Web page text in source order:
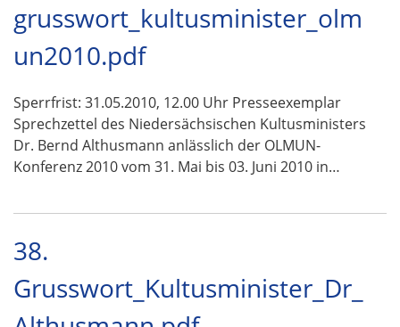
grusswort_kultusminister_olm
un2010.pdf
Sperrfrist: 31.05.2010, 12.00 Uhr Presseexemplar
Sprechzettel des Niedersächsischen Kultusministers
Dr. Bernd Althusmann anlässlich der OLMUN-
Konferenz 2010 vom 31. Mai bis 03. Juni 2010 in…
38.
Grusswort_Kultusminister_Dr_